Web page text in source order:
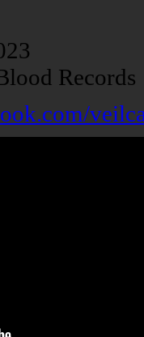
Records